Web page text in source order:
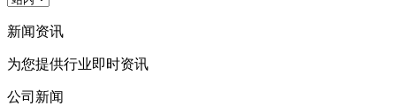
新闻资讯
为您提供行业即时资讯
公司新闻